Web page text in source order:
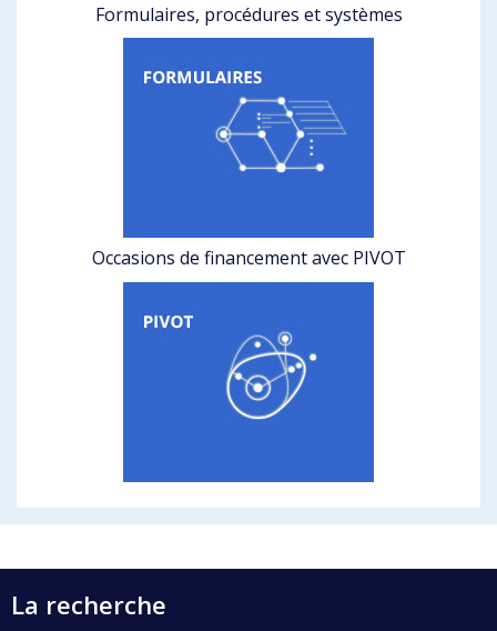
Formulaires, procédures et systèmes
Occasions de financement avec PIVOT
La recherche